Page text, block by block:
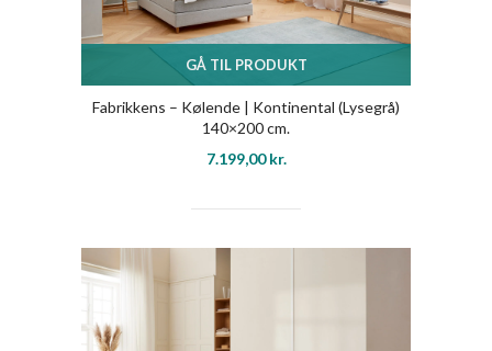
GÅ TIL PRODUKT
Fabrikkens – Kølende | Kontinental (Lysegrå)
140×200 cm.
7.199,00kr.